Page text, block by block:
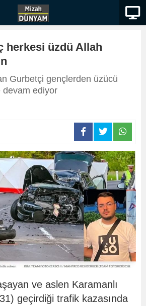
herkesi üzdü Allah
Gurbetçi gençlerden üzücü
devam ediyor
ve aslen Karamanlı
geçirdiği trafik kazasında